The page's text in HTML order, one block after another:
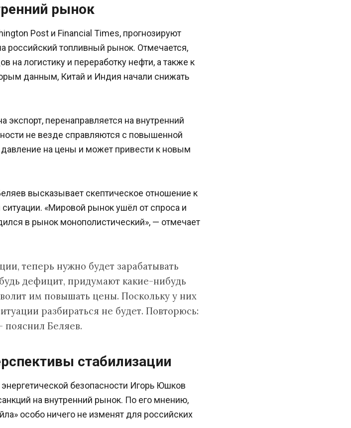
рынок
Post и Financial Times, прогнозируют
российский топливный рынок. Отмечается,
на логистику и переработку нефти, а также к
данным, Китай и Индия начали снижать
перенаправляется на внутренний
не везде справляются с повышенной
давление на цены и может привести к новым
высказывает скептическое отношение к
«Мировой рынок ушёл от спроса и
в рынок монополистический», — отмечает
теперь нужно будет зарабатывать
дефицит, придумают какие-нибудь
им повышать цены. Поскольку у них
разбираться не будет. Повторюсь:
пояснил Беляев.
стабилизации
безопасности Игорь Юшков
на внутренний рынок. По его мнению,
особо ничего не изменят для российских